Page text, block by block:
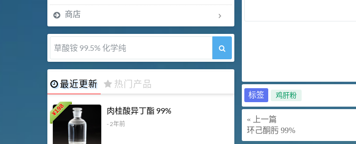
标签 鸡肝粉
« 上一篇
环己酮肟 99%
商店
5-甲氧基吲哚 98%
最近更新 热门产品
¥
198 肉桂酸异丁酯 99%
- 2年前
42 1 胍基乙酸 98%